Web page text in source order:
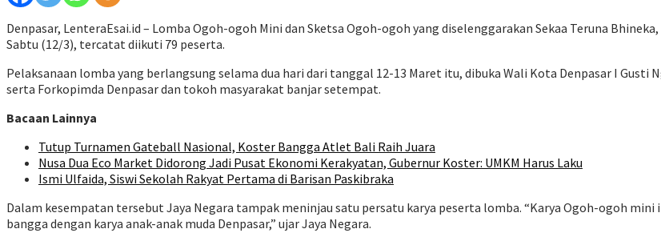
Denpasar, LenteraEsai.id – Lomba Ogoh-ogoh Mini dan Sketsa Ogoh-ogoh yang diselenggarakan Sekaa Teruna
Sabtu (12/3), tercatat diikuti 79 peserta.
Pelaksanaan lomba yang berlangsung selama dua hari dari tanggal 12-13 Maret itu, dibuka Wali Kota Denpasar I Gusti
serta Forkopimda Denpasar dan tokoh masyarakat banjar setempat.
Bacaan Lainnya
Tutup Turnamen Gateball Nasional, Koster Bangga Atlet Bali Raih Juara
Nusa Dua Eco Market Didorong Jadi Pusat Ekonomi Kerakyatan, Gubernur Koster: UMKM Harus Laku
Ismi Ulfaida, Siswi Sekolah Rakyat Pertama di Barisan Paskibraka
Dalam kesempatan tersebut Jaya Negara tampak meninjau satu persatu karya peserta lomba. “Karya Ogoh-ogoh mini
bangga dengan karya anak-anak muda Denpasar,” ujar Jaya Negara.